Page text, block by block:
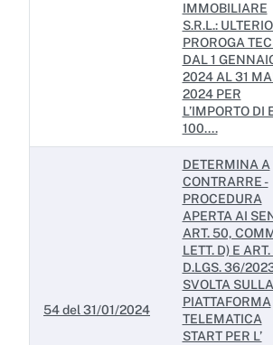
Interventi straordinari e di
Attuazione misure PNRR
IMMOBILIARE
S.R.L.:
PROROGA
DAL 1
2024 AL 31
2024 PER
L’IMPORTO DI
100....
54 del 31/01/2024
DETERMINA A
CONTRARRE -
PROCEDURA
APERTA AI
ART. 50,
LETT. D) E ART.
D.LGS. 36/
SVOLTA SULLA
PIATTAFORMA
TELEMATICA
START PER L’